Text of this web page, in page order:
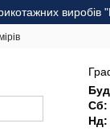
виробів
Сб:
Нд: